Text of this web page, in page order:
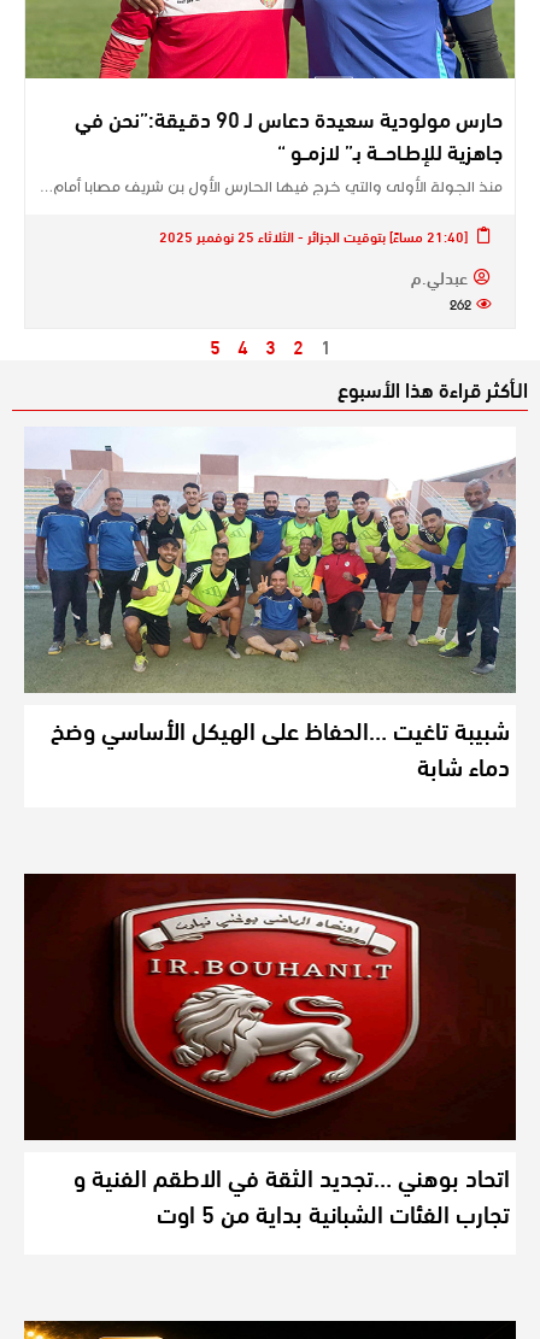
حارس مولودية سعيدة دعاس لـ 90 دقـيقة:”نحن في
جاهزية للإطـاحـــة بـ” لازمــو “
منذ الجولة الأولى والتي خرج فيها الحارس الأول بن شريف مصابا أمام…
[21:40 مساءً] بتوقيت الجزائر - الثلاثاء 25 نوفمبر 2025
عبدلي.م
262
1
2
3
4
5
الـأكثر قراءة هذا الأسبوع
شبيبة تاغيت …الحفاظ على الهيكل الأساسي وضخ
دماء شابة
اتحاد بوهني …تجديد الثقة في الاطقم الفنية و
تجارب الفئات الشبانية بداية من 5 اوت